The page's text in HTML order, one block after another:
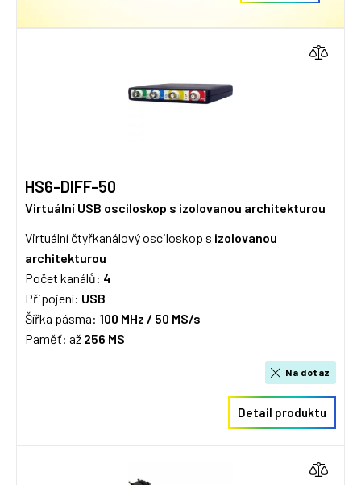
HS6-DIFF-50
Virtuální USB osciloskop s izolovanou architekturou
Virtuální čtyřkanálový osciloskop s izolovanou
architekturou
Počet kanálů: 4
Připojení: USB
Šířka pásma: 100 MHz / 50 MS/s
Paměť: až 256 MS
Na dotaz
Detail produktu